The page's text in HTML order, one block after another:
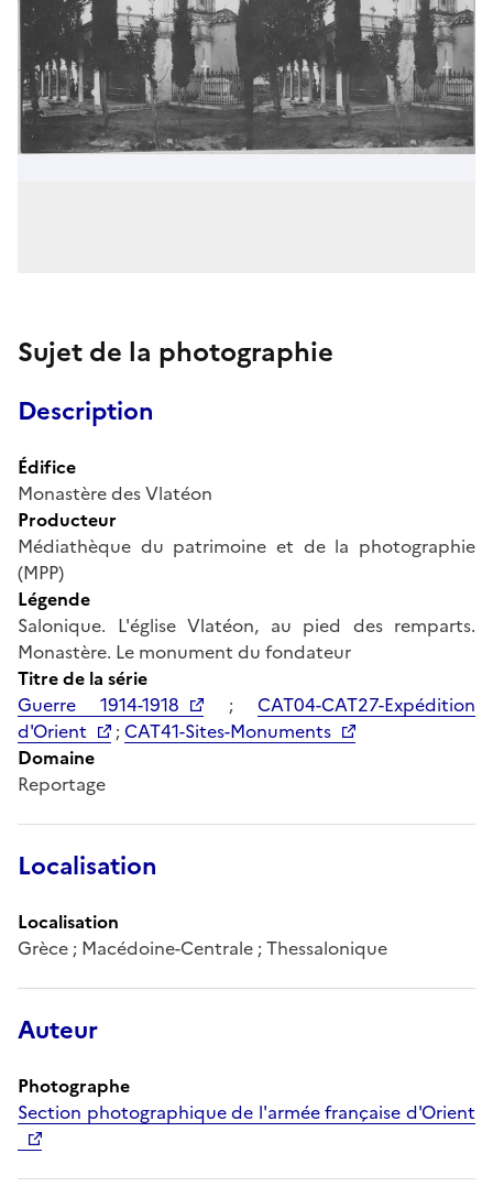
Sujet de la photographie
Description
Édifice
Monastère des Vlatéon
Producteur
Médiathèque du patrimoine et de la photographie
(MPP)
Légende
Salonique. L'église Vlatéon, au pied des remparts.
Monastère. Le monument du fondateur
Titre de la série
Guerre 1914-1918
;CAT04-CAT27-Expédition
d'Orient
;CAT41-Sites-Monuments
Domaine
Reportage
Localisation
Localisation
Grèce ; Macédoine-Centrale ; Thessalonique
Auteur
Photographe
Section photographique de l'armée française d'Orient